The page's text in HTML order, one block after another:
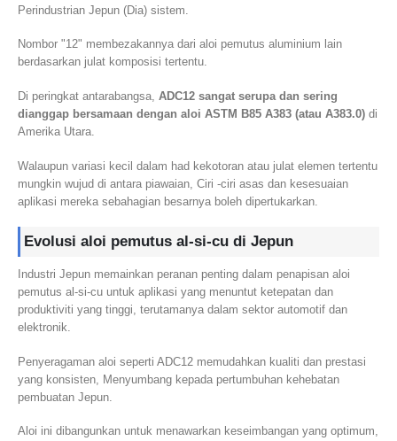
Perindustrian Jepun (Dia) sistem.
Nombor "12" membezakannya dari aloi pemutus aluminium lain
berdasarkan julat komposisi tertentu.
Di peringkat antarabangsa, ADC12 sangat serupa dan sering
dianggap bersamaan dengan aloi ASTM B85 A383 (atau A383.0) di
Amerika Utara.
Walaupun variasi kecil dalam had kekotoran atau julat elemen tertentu
mungkin wujud di antara piawaian, Ciri -ciri asas dan kesesuaian
aplikasi mereka sebahagian besarnya boleh dipertukarkan.
Evolusi aloi pemutus al-si-cu di Jepun
Industri Jepun memainkan peranan penting dalam penapisan aloi
pemutus al-si-cu untuk aplikasi yang menuntut ketepatan dan
produktiviti yang tinggi, terutamanya dalam sektor automotif dan
elektronik.
Penyeragaman aloi seperti ADC12 memudahkan kualiti dan prestasi
yang konsisten, Menyumbang kepada pertumbuhan kehebatan
pembuatan Jepun.
Aloi ini dibangunkan untuk menawarkan keseimbangan yang optimum,